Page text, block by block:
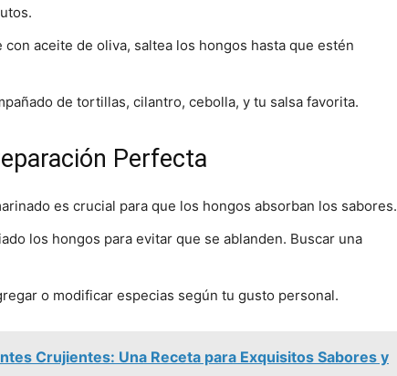
con aceite de oliva, saltea los hongos hasta que estén
de tortillas, cilantro, cebolla, y tu salsa favorita.
Perfecta
es crucial para que los hongos absorban los sabores.
los hongos para evitar que se ablanden. Buscar una
o modificar especias según tu gusto personal.
Crujientes: Una Receta para Exquisitos Sabores y